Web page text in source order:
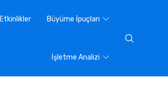
Etkinlikler Büyüme İpuçları
İşletme Analizi